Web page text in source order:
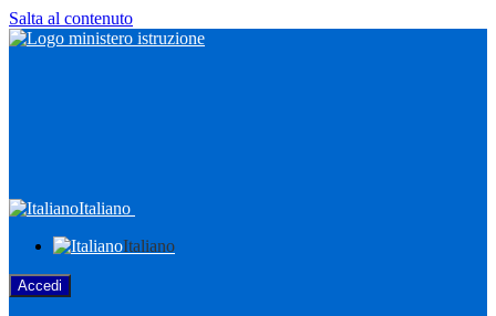
Salta al contenuto
Italiano
Italiano
Accedi